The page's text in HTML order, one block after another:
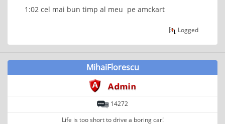
1:02 cel mai bun timp al meu pe amckart
Logged
MihaiFlorescu
14272
Life is too short to drive a boring car!